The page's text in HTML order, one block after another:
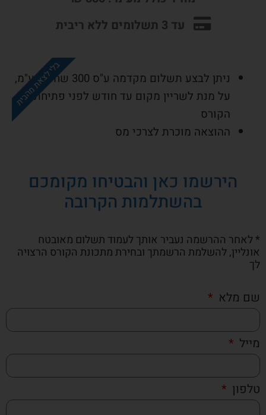
עד 3 תשלומים ללא ריבית
בלי לצאת מהבית
ניתן לבצע תשלום מקדמה ע"ס 300 שח + מע"מ,
על מנת לשריין מקום עד חודש לפני פתיחת
הקורס
ההוצאה מוכרת לצרכי מס
הירשמו כאן והבטיחו מקומכם
בהשתלמות הקרובה
* לאחר ההרשמה נעביר אותך לעמוד תשלום מאובטח
אונליין, להשלמת הרשמתך ובחירת מתכונת הקורס הרצויה
לך
שם מלא
מייל
טלפון